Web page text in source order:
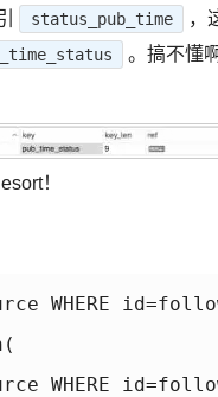
status_pub_time
，
。搞不懂啊
！
WHERE
WHERE